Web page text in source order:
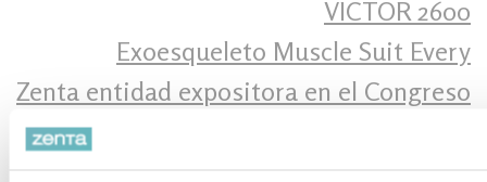
VICTOR 2600
Exoesqueleto Muscle Suit Every
Zenta entidad expositora en el Congreso